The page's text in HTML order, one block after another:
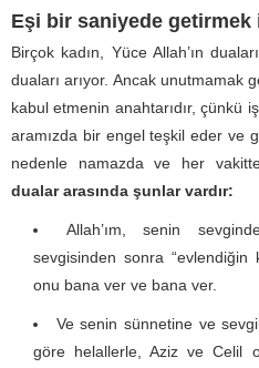
Eşi bir saniyede getirmek
Birçok kadın, Yüce Allah’ın
duaları arıyor. Ancak unutmamak
kabul etmenin anahtarıdır, çünkü
aramızda bir engel teşkil eder ve
nedenle namazda ve her
dualar arasında şunlar vardır:
Allah’ım, senin
sevgisinden sonra “evlendiğin
onu bana ver ve bana ver.
Ve senin sünnetine ve
göre helallerle, Aziz ve Celil